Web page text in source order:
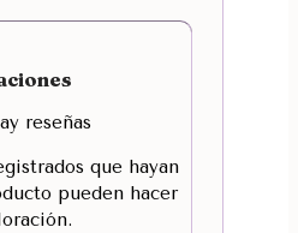
reseñas
que hayan
pueden hacer